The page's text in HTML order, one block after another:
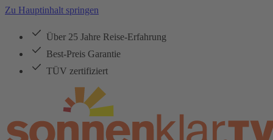
Zu Hauptinhalt springen
Über 25 Jahre Reise-Erfahrung
Best-Preis Garantie
TÜV zertifiziert